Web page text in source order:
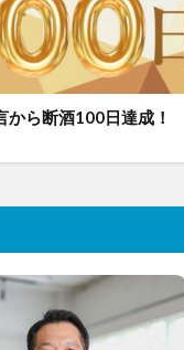
から断酒100日達成！